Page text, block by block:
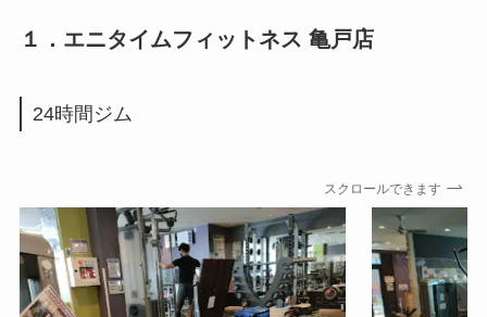
１．エニタイムフィットネス 亀戸店
24時間ジム
スクロールできます